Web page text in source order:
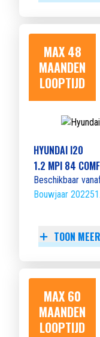
MAX 48
MAANDEN
LOOPTIJD
HYUNDAI I20
1.2 MPI 84
Beschikbaar
Bouwjaar 2022
TOON MEER
MAX 60
MAANDEN
LOOPTIJD